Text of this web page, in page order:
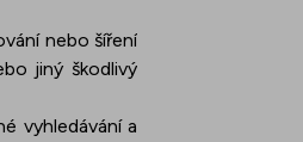
nebo šíření
jiný škodlivý
vyhledávání a